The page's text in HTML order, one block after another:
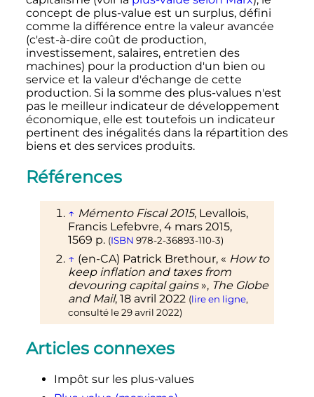
concept de plus-value est un surplus, défini
comme la différence entre la valeur avancée
(c'est-à-dire coût de production,
investissement, salaires, entretien des
machines) pour la production d'un bien ou
service et la valeur d'échange de cette
production. Si la somme des plus-values n'est
pas le meilleur indicateur de développement
économique, elle est toutefois un indicateur
pertinent des inégalités dans la répartition des
biens et des services produits.
Références
↑ Mémento Fiscal 2015, Levallois,
Francis Lefebvre, 4 mars 2015,
1569 p. (ISBN 978-2-36893-110-3)
↑ (en-CA) Patrick Brethour, « How to
keep inflation and taxes from
devouring capital gains », The Globe
and Mail, 18 avril 2022 (lire en ligne,
consulté le29 avril 2022)
Articles connexes
Impôt sur les plus-values